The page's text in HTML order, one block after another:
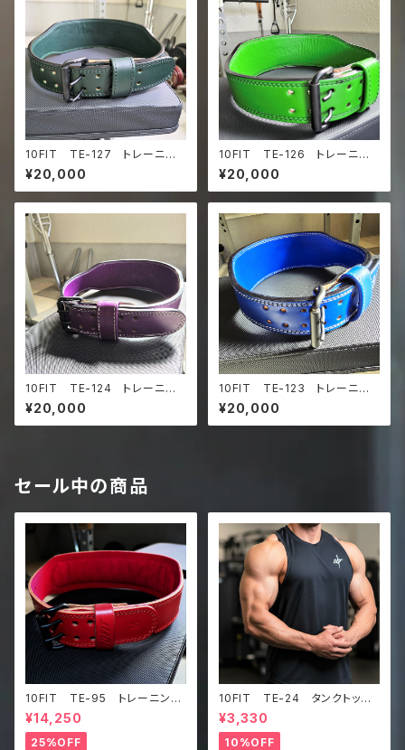
10FIT TE-127 トレーニン
グベルト リフティングベルト
パワーベルト レザー ダーク
グリーン lifting belt pow
¥20,000
10FIT TE-126 トレーニン
グベルト リフティングベルト
パワーベルト レザー グリー
ン lifting belt power belt
¥20,000
10FIT TE-124 トレーニン
グベルト リフティングベルト
パワーベルト レザー パープ
ル lifting belt power belt
¥20,000
10FIT TE-123 トレーニン
グベルト リフティングベルト
パワーベルト レザー ブル
ー 青 lifting belt power
¥20,000
セール中の商品
10FIT TE-95 トレーニング
ベルト リフティングベルト パ
ワーベルト レザー ワインレ
ッド lifting belt power b
¥14,250
25%OFF
10FIT TE-24 タンクトッ
プ メッシュ ジムウェア トレ
ーニング 筋トレ 黒 Tankt
op
¥3,330
10%OFF